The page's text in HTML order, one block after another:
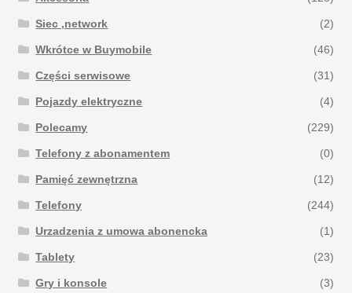
Siec ,network (2)
Wkrótce w Buymobile (46)
Części serwisowe (31)
Pojazdy elektryczne (4)
Polecamy (229)
Telefony z abonamentem (0)
Pamięć zewnętrzna (12)
Telefony (244)
Urzadzenia z umowa abonencka (1)
Tablety (23)
Gry i konsole (3)